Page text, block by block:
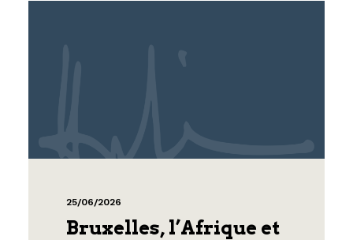
25/06/2026
Bruxelles, l’Afrique et